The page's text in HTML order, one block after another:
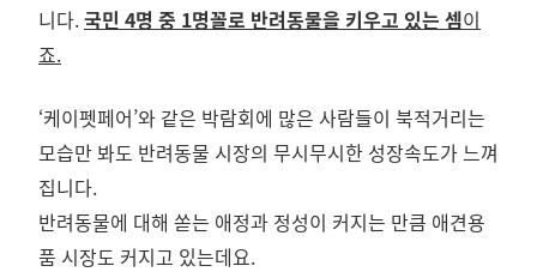
니다.국민 4명 중 1명꼴로 반려동물을 키우고 있는 셈이
죠.
‘케이펫페어’와 같은 박람회에 많은 사람들이 북적거리는
모습만 봐도 반려동물 시장의 무시무시한 성장속도가 느껴
집니다.
반려동물에 대해 쏟는 애정과 정성이 커지는 만큼 애견용
품 시장도 커지고 있는데요.